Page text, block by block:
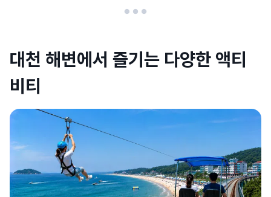
대천 해변에서 즐기는 다양한 액티
비티